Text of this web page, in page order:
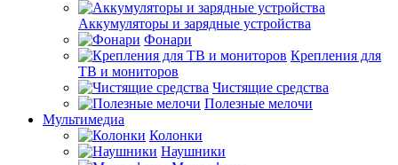
Аккумуляторы и зарядные устройства
Фонари
Крепления для
ТВ и мониторов
Чистящие средства
Полезные мелочи
Мультимедиа
Колонки
Наушники